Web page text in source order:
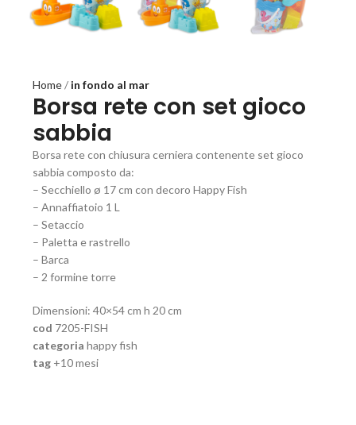
Home in fondo al mar
Borsa rete con set gioco
sabbia
Borsa rete con chiusura cerniera contenente set gioco
sabbia composto da:
– Secchiello ø 17 cm con decoro Happy Fish
– Annaffiatoio 1 L
– Setaccio
– Paletta e rastrello
– Barca
– 2 formine torre
Dimensioni: 40×54 cm h 20 cm
cod 7205-FISH
categoria happy fish
tag +10 mesi